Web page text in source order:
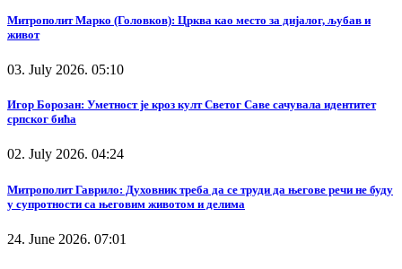
Митрополит Марко (Головков): Црква као место за дијалог, љубав и
живот
03. July 2026. 05:10
Игор Борозан: Уметност је кроз култ Светог Саве сачувала идентитет
српског бића
02. July 2026. 04:24
Митрополит Гаврило: Духовник треба да се труди да његове речи не буду
у супротности са његовим животом и делима
24. June 2026. 07:01